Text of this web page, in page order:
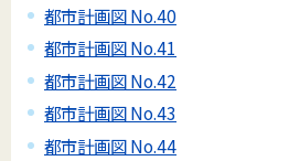
都市計画図 No.40
都市計画図 No.41
都市計画図 No.42
都市計画図 No.43
都市計画図 No.44